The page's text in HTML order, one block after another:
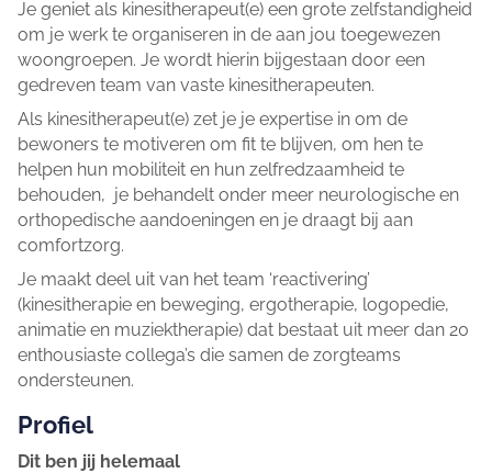
Je geniet als kinesitherapeut(e) een grote zelfstandigheid
om je werk te organiseren in de aan jou toegewezen
woongroepen. Je wordt hierin bijgestaan door een
gedreven team van vaste kinesitherapeuten.
Als kinesitherapeut(e) zet je je expertise in om de
bewoners te motiveren om fit te blijven, om hen te
helpen hun mobiliteit en hun zelfredzaamheid te
behouden, je behandelt onder meer neurologische en
orthopedische aandoeningen en je draagt bij aan
comfortzorg.
Je maakt deel uit van het team ‘reactivering’
(kinesitherapie en beweging, ergotherapie, logopedie,
animatie en muziektherapie) dat bestaat uit meer dan 20
enthousiaste collega’s die samen de zorgteams
ondersteunen.
Profiel
Dit ben jij helemaal